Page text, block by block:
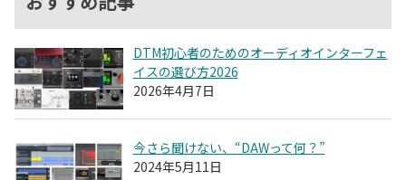
DTM初心者のためのオーディオインターフェ
イスの選び方2026
2026年4月7日
今さら聞けない、“DAWって何？”
2024年5月11日